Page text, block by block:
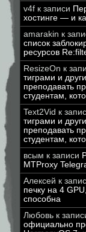
v4f к записи
хостинге — и
amarakin к
список
ресурсов
ResizeOn к
тиграми и
преподавать
студентам,
Text2Vid к
тиграми и
преподавать
студентам,
всым к записи
MTProxy
Алексей к
печку на 4
способна
Любовь к
официально